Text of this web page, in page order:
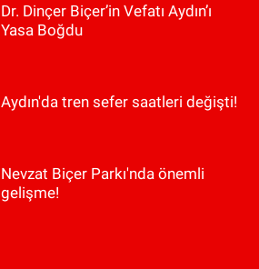
Dr. Dinçer Biçer’in Vefatı Aydın’ı
Yasa Boğdu
Aydın'da tren sefer saatleri değişti!
Nevzat Biçer Parkı'nda önemli
gelişme!